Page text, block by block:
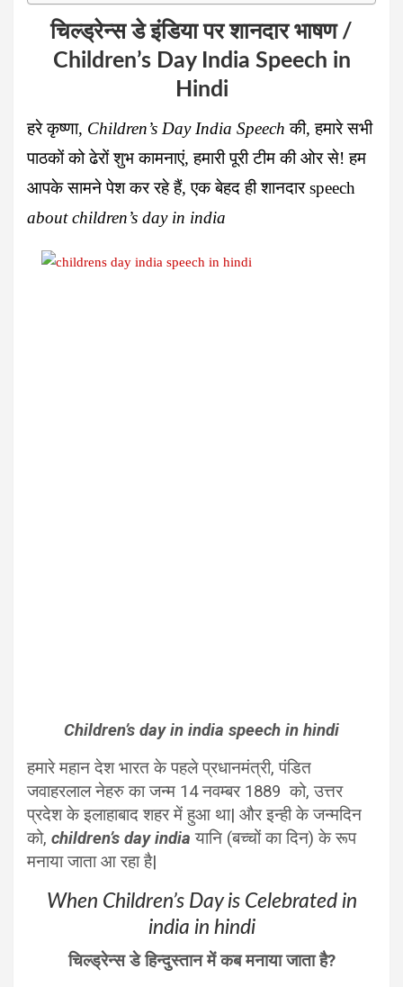
चिल्ड्रेन्स डे इंडिया पर शानदार भाषण /
Children’s Day India Speech in
Hindi
हरे कृष्णा, Children’s Day India Speech की, हमारे सभी
पाठकों को ढेरों शुभ कामनाएं, हमारी पूरी टीम की ओर से! हम
आपके सामने पेश कर रहे हैं, एक बेहद ही शानदारspeech
about children’s day in india
Children’s day in india speech in hindi
हमारे महान देश भारत के पहले प्रधानमंत्री, पंडित
जवाहरलाल नेहरु का जन्म 14 नवम्बर 1889 को, उत्तर
प्रदेश के इलाहाबाद शहर में हुआ था| और इन्ही के जन्मदिन
को, children’s day indiaयानि (बच्चों का दिन) के रूप
मनाया जाता आ रहा है|
When Children’s Day is Celebrated in
india in hindi
चिल्ड्रेन्स डे हिन्दुस्तान में कब मनाया जाता है?